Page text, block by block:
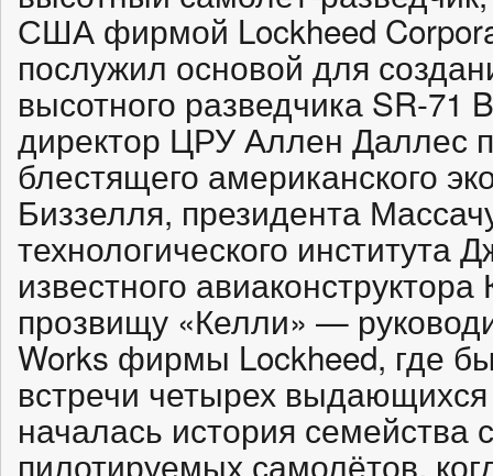
США фирмой Lockheed
послужил основой для
высотного разведчика SR-71
директор ЦРУ Аллен Даллес
блестящего американского
Биззелля, президента
технологического института
известного
прозвищу «Келли» —
Works фирмы Lockheed, где
встречи четырех
началась история семейства
пилотируемых самолётов,